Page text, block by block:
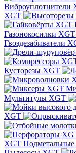
Виброуплотнители
XGT
Газонокосилки XGT
Гвоздезабиватели
Кусторезы XGT
Мультитулы XGT
XGT
XGT